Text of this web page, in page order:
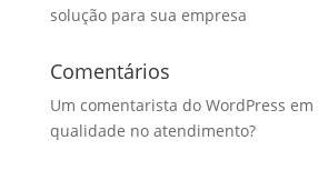
solução para sua empresa
Comentários
Um comentarista do WordPress em
qualidade no atendimento?